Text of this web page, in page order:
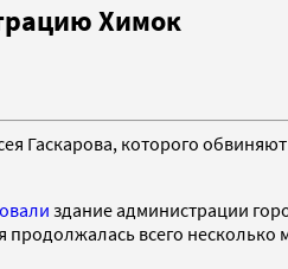
Химок
Гаскарова, которого
здание администрации
всего несколько